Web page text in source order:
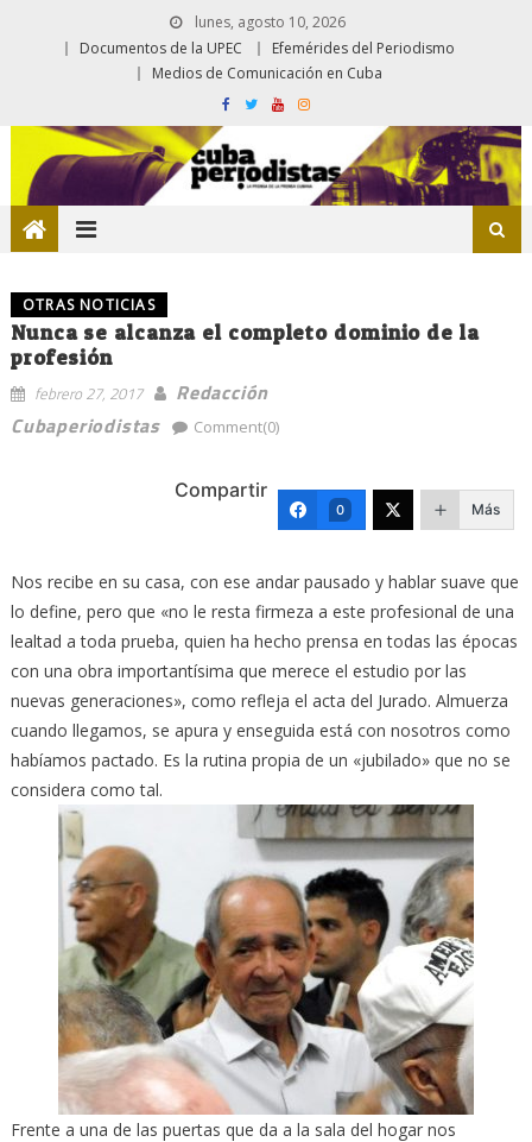
lunes, agosto 10, 2026
Documentos de la UPEC
Efemérides del Periodismo
Medios de Comunicación en Cuba
OTRAS NOTICIAS
Nunca se alcanza el completo dominio de la
profesión
febrero 27, 2017
Redacción
Cubaperiodistas
Comment(0)
Compartir
0 Más
Nos recibe en su casa, con ese andar pausado y hablar suave que
lo define, pero que «no le resta firmeza a este profesional de una
lealtad a toda prueba, quien ha hecho prensa en todas las épocas
con una obra importantísima que merece el estudio por las
nuevas generaciones», como refleja el acta del Jurado. Almuerza
cuando llegamos, se apura y enseguida está con nosotros como
habíamos pactado. Es la rutina propia de un «jubilado» que no se
considera como tal.
Frente a una de las puertas que da a la sala del hogar nos